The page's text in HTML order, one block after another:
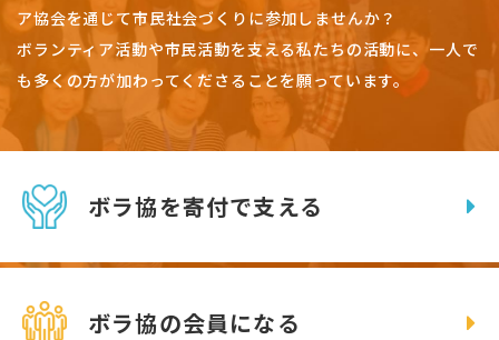
ア協会を通じて市民社会づくりに参加しませんか？
ボランティア活動や市民活動を支える私たちの活動に、一人で
も多くの方が加わってくださることを願っています。
ボラ協を寄付で支える
ボラ協の会員になる